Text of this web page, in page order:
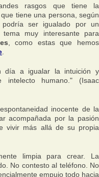
rasgos que tiene la
tiene una persona, según
podría ser igualado por un
muy interesante para
, como estas que hemos
día a igualar la intuición y
intelecto humano." (Isaac
inocente de la
acompañada por la pasión
vivir más allá de su propia
limpia para crear. La
No contesto al teléfono. No
empujo todo hacia